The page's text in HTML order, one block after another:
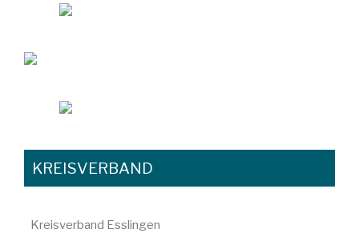
KREISVERBAND
Kreisverband Esslingen